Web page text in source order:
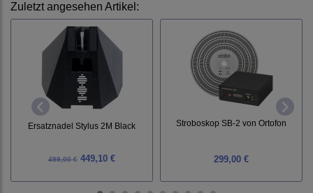
Zuletzt angesehen Artikel:
Ersatznadel Stylus 2M Black
499,00 € 449,10 €
Stroboskop SB-2 von Ortofon
299,00 €